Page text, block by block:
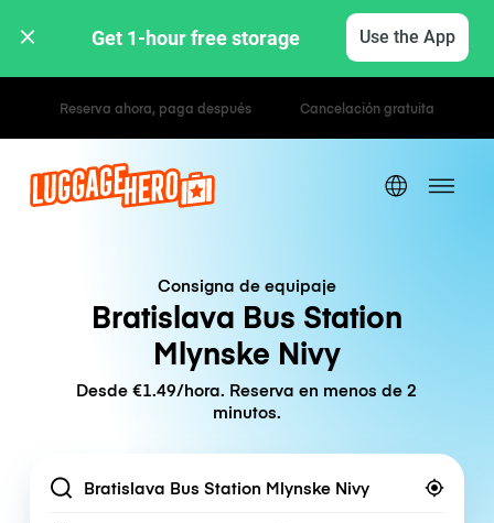
Get 1-hour free storage Use the App
Tarifas por hora / día
Consigna de equipaje
Bratislava Bus Station
Mlynske Nivy
Desde €1.49/hora. Reserva en menos de 2
minutos.
Location